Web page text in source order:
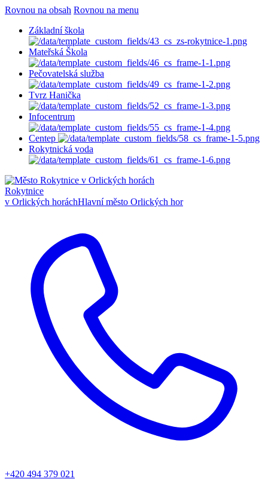
Rovnou na obsah Rovnou na menu
Základní škola
Mateřská Škola
Pečovatelská služba
Tvrz Hanička
Infocentrum
Centep
Rokytnická voda
Rokytnice
v Orlických horáchHlavní město Orlických hor
+420 494 379 021